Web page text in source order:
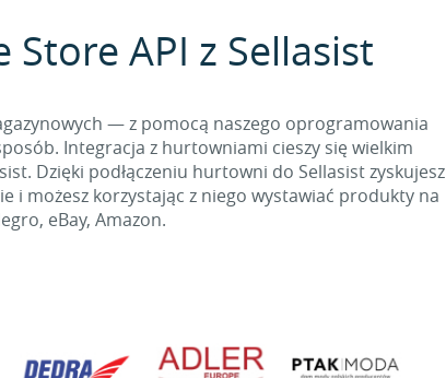
API z Sellasist
— z pomocą naszego oprogramowania
Integracja z hurtowniami cieszy się wielkim
Dzięki podłączeniu hurtowni do Sellasist zyskujesz
i możesz korzystając z niego wystawiać produkty na
eBay, Amazon.